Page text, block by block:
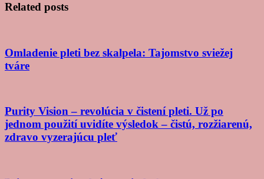
Related posts
Omladenie pleti bez skalpela: Tajomstvo sviežej
tváre
Purity Vision – revolúcia v čistení pleti. Už po
jednom použití uvidíte výsledok – čistú, rozžiarenú,
zdravo vyzerajúcu pleť